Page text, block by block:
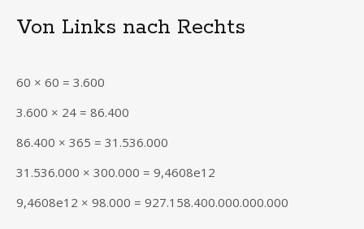
Von Links nach Rechts
60 × 60 = 3.600
3.600 × 24 = 86.400
86.400 × 365 = 31.536.000
31.536.000 × 300.000 = 9,4608e12
9,4608e12 × 98.000 = 927.158.400.000.000.000